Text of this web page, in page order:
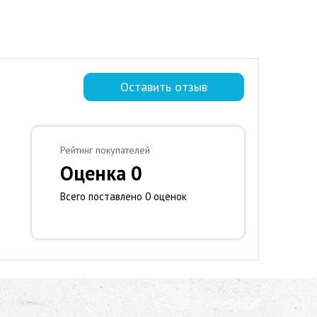
Оставить отзыв
Рейтинг покупателей
Оценка 0
Всего поставлено 0 оценок